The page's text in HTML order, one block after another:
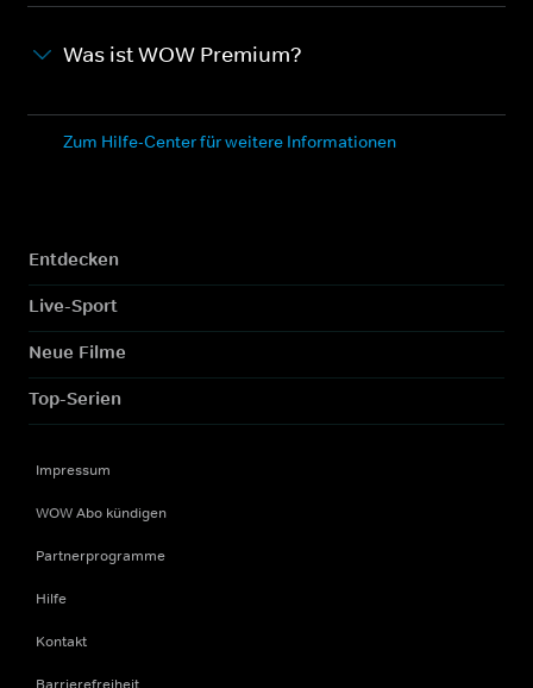
Was ist WOW Premium?
Zum Hilfe-Center für weitere Informationen
Entdecken
Live-Sport
Neue Filme
Top-Serien
Impressum
WOW Abo kündigen
Partnerprogramme
Hilfe
Kontakt